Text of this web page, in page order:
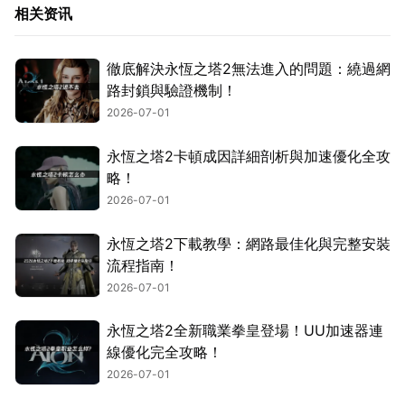
相关资讯
徹底解決永恆之塔2無法進入的問題：繞過網
路封鎖與驗證機制！
2026-07-01
永恆之塔2卡頓成因詳細剖析與加速優化全攻
略！
2026-07-01
永恆之塔2下載教學：網路最佳化與完整安裝
流程指南！
2026-07-01
永恆之塔2全新職業拳皇登場！UU加速器連
線優化完全攻略！
2026-07-01